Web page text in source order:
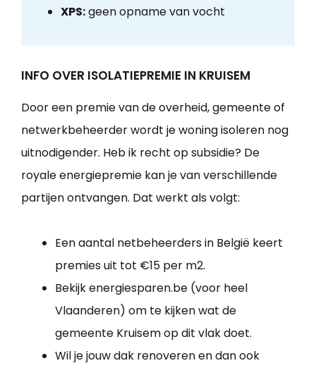
XPS:geen opname van vocht
INFO OVER ISOLATIEPREMIE IN KRUISEM
Door een premie van de overheid, gemeente of
netwerkbeheerder wordt je woning isoleren nog
uitnodigender. Heb ik recht op subsidie? De
royale energiepremie kan je van verschillende
partijen ontvangen. Dat werkt als volgt:
Een aantal netbeheerders in België keert
premies uit tot €15 per m2.
Bekijk energiesparen.be (voor heel
Vlaanderen) om te kijken wat de
gemeente Kruisem op dit vlak doet.
Wil je jouw dak renoveren en dan ook